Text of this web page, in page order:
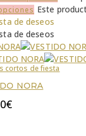
Este
de deseos
de deseos
cortos de fiesta
NORA
€